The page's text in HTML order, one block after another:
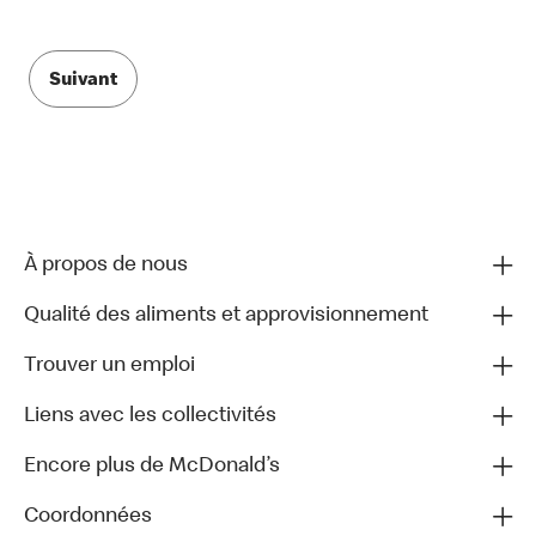
Suivant
À propos de nous
Qualité des aliments et approvisionnement
Trouver un emploi
Liens avec les collectivités
Encore plus de McDonald’s
Coordonnées